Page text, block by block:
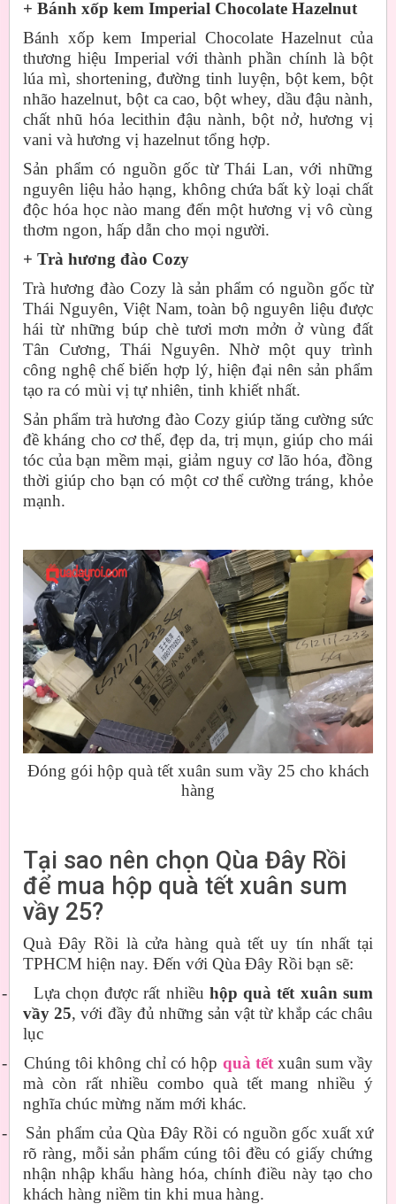
+ Bánh xốp kem Imperial Chocolate Hazelnut
Bánh xốp kem Imperial Chocolate Hazelnut của
thương hiệu Imperial với thành phần chính là bột
lúa mì, shortening, đường tinh luyện, bột kem, bột
nhão hazelnut, bột ca cao, bột whey, dầu đậu nành,
chất nhũ hóa lecithin đậu nành, bột nở, hương vị
vani và hương vị hazelnut tổng hợp.
Sản phẩm có nguồn gốc từ Thái Lan, với những
nguyên liệu hảo hạng, không chứa bất kỳ loại chất
độc hóa học nào mang đến một hương vị vô cùng
thơm ngon, hấp dẫn cho mọi người.
+ Trà hương đào Cozy
Trà hương đào Cozy là sản phẩm có nguồn gốc từ
Thái Nguyên, Việt Nam, toàn bộ nguyên liệu được
hái từ những búp chè tươi mơn mởn ở vùng đất
Tân Cương, Thái Nguyên. Nhờ một quy trình
công nghệ chế biến hợp lý, hiện đại nên sản phẩm
tạo ra có mùi vị tự nhiên, tinh khiết nhất.
Sản phẩm trà hương đào Cozy giúp tăng cường sức
đề kháng cho cơ thể, đẹp da, trị mụn, giúp cho mái
tóc của bạn mềm mại, giảm nguy cơ lão hóa, đồng
thời giúp cho bạn có một cơ thể cường tráng, khỏe
mạnh.
Đóng gói hộp quà tết xuân sum vầy 25 cho khách
hàng
Tại sao nên chọn Qùa Đây Rồi
để mua hộp quà tết xuân sum
vầy 25?
Quà Đây Rồi là cửa hàng quà tết uy tín nhất tại
TPHCM hiện nay. Đến với Qùa Đây Rồi bạn sẽ:
-
Lựa chọn được rất nhiều hộp quà tết xuân sum
vầy 25, với đầy đủ những sản vật từ khắp các châu
lục
-
Chúng tôi không chỉ có hộp quà tếtxuân sum vầy
mà còn rất nhiều combo quà tết mang nhiều ý
nghĩa chúc mừng năm mới khác.
-
Sản phẩm của Qùa Đây Rồi có nguồn gốc xuất xứ
rõ ràng, mỗi sản phẩm cúng tôi đều có giấy chứng
nhận nhập khẩu hàng hóa, chính điều này tạo cho
khách hàng niềm tin khi mua hàng.